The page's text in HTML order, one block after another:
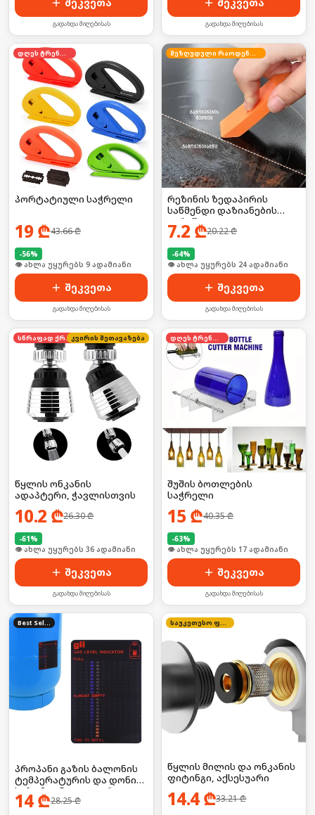
გადახდა მიღებისას გადახდა მიღებისას
დღეს ტრენდში
პორტატიული საჭრელი
19 ₾43.66₾
-56%
🛒 ბოლო 24სთ-ში იყიდა 14-მა
შეკვეთა
გადახდა მიღებისას
შეზღუდული რაოდენობა
რეზინის ზედაპირის
საწმენდი დაზიანების
გარეშე
7.2 ₾20.22₾
-64%
🛒 ბოლო 24სთ-ში იყიდა 31-მა
შეკვეთა
გადახდა მიღებისას
სწრაფად ქრებაკვირის შეთავაზება
წყლის ონკანის
ადაპტერი, ჭავლისთვის
10.2 ₾26.30₾
-61%
🛒 ბოლო 24სთ-ში იყიდა 48-მა
შეკვეთა
გადახდა მიღებისას
დღეს ტრენდში
შუშის ბოთლების
საჭრელი
15 ₾40.35₾
-63%
🛒 ბოლო 24სთ-ში იყიდა 22-მა
შეკვეთა
გადახდა მიღებისას
Best Seller
პროპანი გაზის ბალონის
ტემპერატურის და დონის
საზომი ინდიკატორი
14₾28.25₾
საუკეთესო ფასი
წყლის მილის და ონკანის
ფიტინგი, აქსესუარი
14.4₾33.21₾